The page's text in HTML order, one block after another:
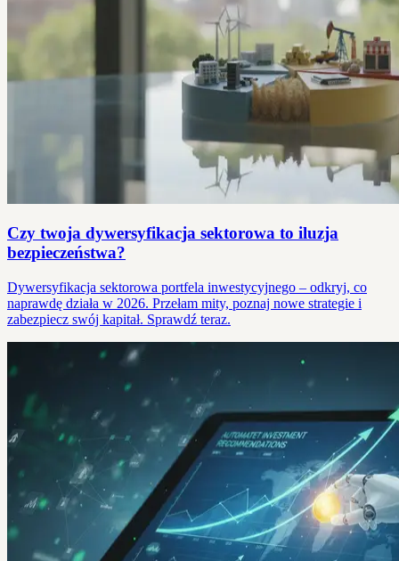
Czy twoja dywersyfikacja sektorowa to iluzja
bezpieczeństwa?
Dywersyfikacja sektorowa portfela inwestycyjnego – odkryj, co
naprawdę działa w 2026. Przełam mity, poznaj nowe strategie i
zabezpiecz swój kapitał. Sprawdź teraz.